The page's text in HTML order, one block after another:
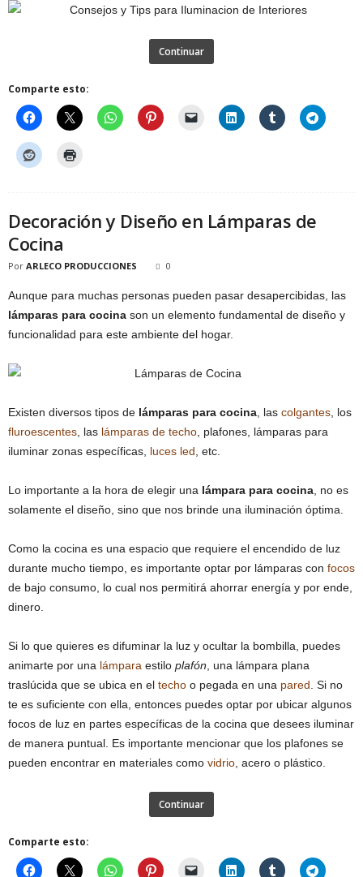
Continuar
Comparte esto:
Decoración y Diseño en Lámparas de
Cocina
Por ARLECO PRODUCCIONES 0
Aunque para muchas personas pueden pasar desapercibidas, las
lámparas para cocina son un elemento fundamental de diseño y
funcionalidad para este ambiente del hogar.
Existen diversos tipos de lámparas para cocina , las colgantes , los
fluroescentes , las lámparas de techo , plafones, lámparas para
iluminar zonas específicas, luces led , etc.
Lo importante a la hora de elegir una lámpara para cocina , no es
solamente el diseño, sino que nos brinde una iluminación óptima.
Como la cocina es una espacio que requiere el encendido de luz
durante mucho tiempo, es importante optar por lámparas con focos
de bajo consumo, lo cual nos permitirá ahorrar energía y por ende,
dinero.
Si lo que quieres es difuminar la luz y ocultar la bombilla, puedes
animarte por una lámpara estilo plafón , una lámpara plana
traslúcida que se ubica en el techo o pegada en una pared . Si no
te es suficiente con ella, entonces puedes optar por ubicar algunos
focos de luz en partes específicas de la cocina que desees iluminar
de manera puntual. Es importante mencionar que los plafones se
pueden encontrar en materiales como vidrio , acero o plástico.
Continuar
Comparte esto: